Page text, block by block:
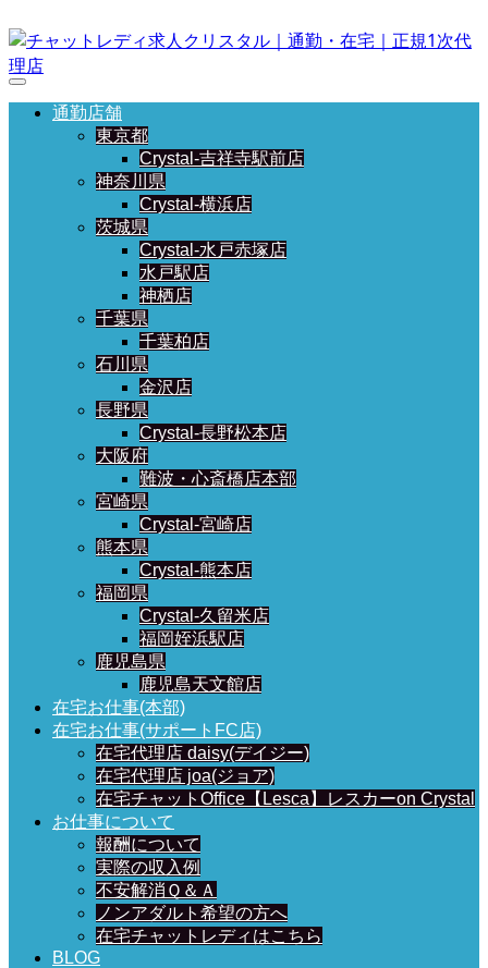
通勤店舗
東京都
Crystal-吉祥寺駅前店
神奈川県
Crystal-横浜店
茨城県
Crystal-水戸赤塚店
水戸駅店
神栖店
千葉県
千葉柏店
石川県
金沢店
長野県
Crystal-長野松本店
大阪府
難波・心斎橋店本部
宮崎県
Crystal-宮崎店
熊本県
Crystal-熊本店
福岡県
Crystal-久留米店
福岡姪浜駅店
鹿児島県
鹿児島天文館店
在宅お仕事(本部)
在宅お仕事(サポートFC店)
在宅代理店 daisy(デイジー)
在宅代理店 joa(ジョア)
在宅チャットOffice【Lesca】レスカーon Crystal
お仕事について
報酬について
実際の収入例
不安解消Ｑ＆Ａ
ノンアダルト希望の方へ
在宅チャットレディはこちら
BLOG